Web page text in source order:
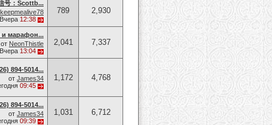
号：Scottb...
keepmealive78
Вчера 12:38
789 2,930
и марафон...
от NeonThistle
Вчера 13:04
2,041 7,337
894-5014​...
от James34
09:45
1,172 4,768
894-5014​...
от James34
09:39
1,031 6,712